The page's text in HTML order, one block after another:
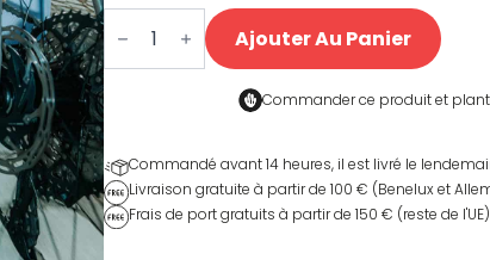
quantité
de
Lightning
2.0
Performance
Sokken
Ajouter Au Panier
Commander ce produit et
Commandé avant 14 heures, il est livré le
Livraison gratuite à partir de 100 € (Benelux et
Frais de port gratuits à partir de 150 € (reste de l'UE)